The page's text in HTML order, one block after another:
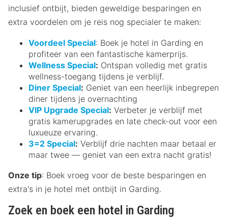
inclusief ontbijt, bieden geweldige besparingen en
extra voordelen om je reis nog specialer te maken:
Voordeel Special: Boek je hotel in Garding en
profiteer van een fantastische kamerprijs.
Wellness Special: Ontspan volledig met gratis
wellness-toegang tijdens je verblijf.
Diner Special: Geniet van een heerlijk inbegrepen
diner tijdens je overnachting
VIP Upgrade Special: Verbeter je verblijf met
gratis kamerupgrades en late check-out voor een
luxueuze ervaring.
3=2 Special: Verblijf drie nachten maar betaal er
maar twee — geniet van een extra nacht gratis!
Onze tip: Boek vroeg voor de beste besparingen en
extra's in je hotel met ontbijt in Garding.
Zoek en boek een hotel in Garding